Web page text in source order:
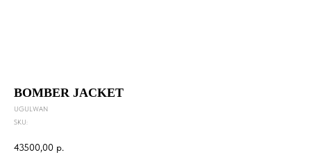
BOMBER JACKET
UGULWAN
SKU:
43500,00 р.